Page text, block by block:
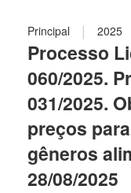
Principal | 2025
Processo
060/2025.
031/2025.
preços
gêneros
28/08/2025